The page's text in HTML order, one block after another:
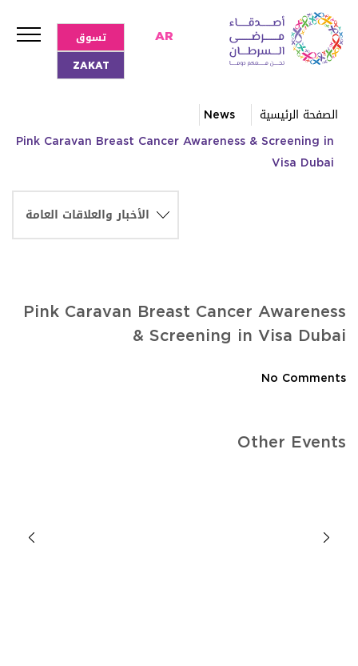
AR
تسوق
ZAKAT
الصفحة الرئيسية
News
Pink Caravan Breast Cancer Awareness & Screening in
Visa Dubai
Pink Caravan Breast Cancer Awareness
& Screening in Visa Dubai
No Comments
Other Events